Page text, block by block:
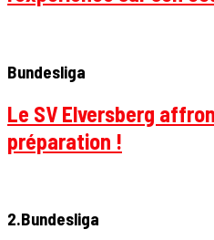
Bundesliga
Le SV Elversberg
préparation !
2.Bundesliga